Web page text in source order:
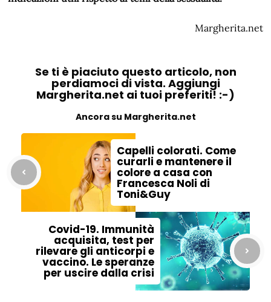
Margherita.net
Se ti è piaciuto questo articolo, non
perdiamoci di vista. Aggiungi
Margherita.net ai tuoi preferiti! :-)
Ancora su Margherita.net
Capelli colorati. Come
curarli e mantenere il
colore a casa con
Francesca Noli di
Toni&Guy
Covid-19. Immunità
acquisita, test per
rilevare gli anticorpi e
vaccino. Le speranze
per uscire dalla crisi